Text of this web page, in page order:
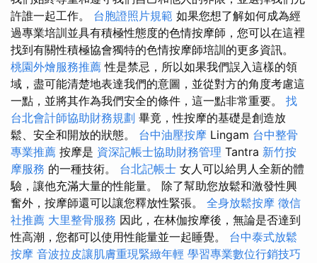
許誰一起工作。 台胞證照片規範 如果您想了解如何成為經
過專業培訓並具有積極性態度的色情按摩師，您可以在這裡
找到有關性積極協會獨特的色情按摩師培訓的更多資訊。
桃園外燴服務推薦性是禁忌，所以如果我們誤入這樣的領
域，盡可能清楚地表達我們的意圖，並從對方的角度考慮這
一點，並將其作為我們安全的條件，這一點非常重要。 找
台北會計師協助財務規劃 畢竟，性按摩的基礎是創造放
鬆、安全和開放的狀態。 台中油壓按摩 Lingam 台中整骨
專業推薦 按摩是 資深記帳士協助財務管理 Tantra 新竹按
摩服務 的一種技術。 台北記帳士 女人可以給男人全新的體
驗，讓他充滿大量的性能量。 除了幫助您放鬆和激發性興
奮外，按摩師還可以讓您釋放性緊張。 全身放鬆按摩 徵信
社推薦 大里整骨服務 因此，在林伽按摩後，無論是否達到
性高潮，您都可以使用性能量並一起睡覺。 台中泰式放鬆
按摩 音波拉皮讓肌膚重現緊緻年輕 學習專業數位行銷技巧